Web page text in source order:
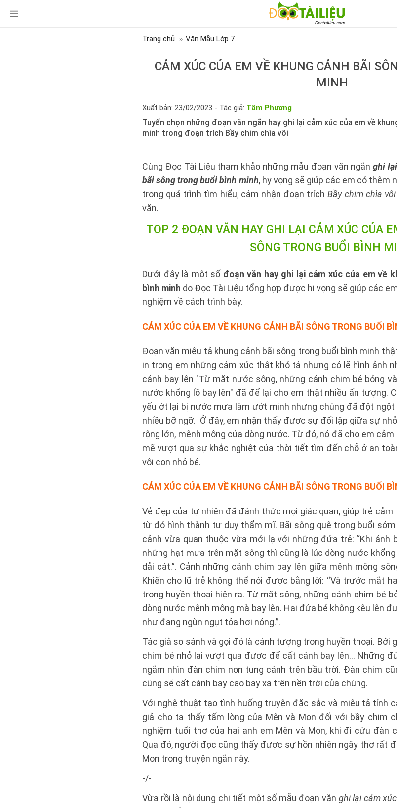
Trang chủ Văn Mẫu Lớp 7
CẢM XÚC CỦA EM VỀ KHUNG CẢNH BÃI
MINH
Xuất bản: 23/02/2023 - Tác giả: Tâm Phương
Tuyển chọn những đoạn văn ngắn hay ghi lại cảm xúc của em về
minh trong đoạn trích Bầy chim chìa vôi
Cùng Đọc Tài Liệu tham khảo những mẫu đoạn văn ngắnghi
bãi sông trong buổi bình minh, hy vọng sẽ giúp các em có thêm
trong quá trình tìm hiểu, cảm nhận đoạn tríchBầy chim chìa vôi
văn.
TOP 2 ĐOẠN VĂN HAY GHI LẠI CẢM XÚC CỦA
SÔNG TRONG BUỔI BÌNH
Dưới đây là một số đoạn văn hay ghi lại cảm xúc của em về
bình minh do Đọc Tài Liệu tổng hợp được hi vọng sẽ giúp các
nghiệm về cách trình bày.
CẢM XÚC CỦA EM VỀ KHUNG CẢNH BÃI SÔNG TRONG BUỔI
Đoạn văn miêu tả khung cảnh bãi sông trong buổi bình minh
in trong em những cảm xúc thật khó tả nhưng có lẽ hình ảnh
cánh bay lên "Từ mặt nước sông, những cánh chim bé bỏng
nước khổng lồ bay lên" đã để lại cho em thật nhiều ấn tượng.
yếu ớt lại bị nước mưa làm ướt mình nhưng chúng đã đột
nhiều bỡ ngỡ. Ở đây, em nhận thấy được sự đối lập giữa sự
rộng lớn, mênh mông của dòng nước. Từ đó, nó đã cho em
mẽ vượt qua sự khắc nghiệt của thời tiết tìm đến chỗ ở an
vôi con nhỏ bé.
CẢM XÚC CỦA EM VỀ KHUNG CẢNH BÃI SÔNG TRONG BUỔI
Vẻ đẹp của tự nhiên đã đánh thức mọi giác quan, giúp trẻ
từ đó hình thành tư duy thẩm mĩ. Bãi sông quê trong buổi
cảnh vừa quan thuộc vừa mới lạ với những đứa trẻ: “Khi ánh
những hạt mưa trên mặt sông thì cũng là lúc dòng nước
dải cát.”. Cảnh những cánh chim bay lên giữa mênh mông
Khiến cho lũ trẻ không thể nói được bằng lời: “Và trước mắt
trong huyền thoại hiện ra. Từ mặt sông, những cánh chim bé
dòng nước mênh mông mà bay lên. Hai đứa bé không kêu lên
như đang ngùn ngụt tỏa hơi nóng.”.
Tác giả so sánh và gọi đó là cảnh tượng trong huyền thoại. Bởi
chim bé nhỏ lại vượt qua được để cất cánh bay lên… Những
ngắm nhìn đàn chim non tung cánh trên bầu trời. Đàn chim
cũng sẽ cất cánh bay cao bay xa trên nền trời của chúng.
Với nghệ thuật tạo tình huống truyện đặc sắc và miêu tả tính
giả cho ta thấy tấm lòng của Mên và Mon đối với bầy chim
nghiệm tuổi thơ của hai anh em Mên và Mon, khi đi cứu đàn
Qua đó, người đọc cũng thấy được sự hồn nhiên ngây thơ rất
Mon trong truyện ngắn này.
-/-
Vừa rồi là nội dung chi tiết một số mẫu đoạn văn ghi lại cảm